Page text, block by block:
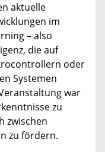
aktuelle
im
– also
die auf
oder
Systemen
war
zu
zwischen
zu fördern.